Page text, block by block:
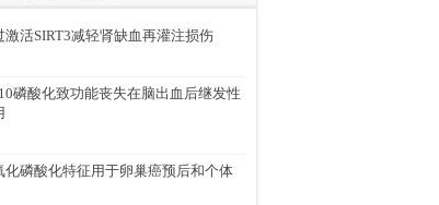
活SIRT3减轻肾缺血再灌注损伤
磷酸化致功能丧失在脑出血后继发性
化磷酸化特征用于卵巢癌预后和个体